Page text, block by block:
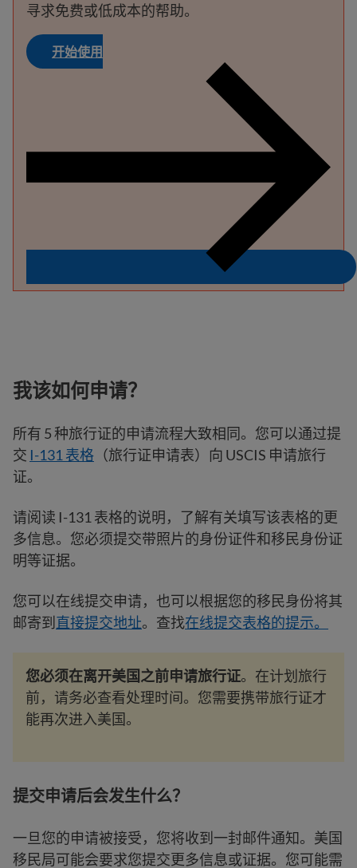
寻求免费或低成本的帮助。
开始使用
我该如何申请？
所有 5 种旅行证的申请流程大致相同。您可以通过提
交 I-131 表格 （旅行证申请表）向 USCIS 申请旅行
证。
请阅读 I-131 表格的说明，了解有关填写该表格的更
多信息。您必须提交带照片的身份证件和移民身份证
明等证据。
您可以在线提交申请，也可以根据您的移民身份将其
邮寄到直接提交地址。查找在线提交表格的提示。
您必须在离开美国之前申请旅行证。在计划旅行
前，请务必查看处理时间。您需要携带旅行证才
能再次进入美国。
提交申请后会发生什么？
一旦您的申请被接受，您将收到一封邮件通知。美国
移民局可能会要求您提交更多信息或证据。您可能需